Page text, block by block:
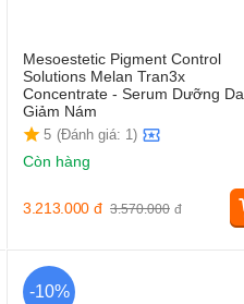
Mesoestetic Pigment Control
Solutions Melan Tran3x
Concentrate - Serum Dưỡng Da,
Giảm Nám
5 (Đánh giá: 1)
Còn hàng
3.570.000 đ
3.213.000 đ
-10%